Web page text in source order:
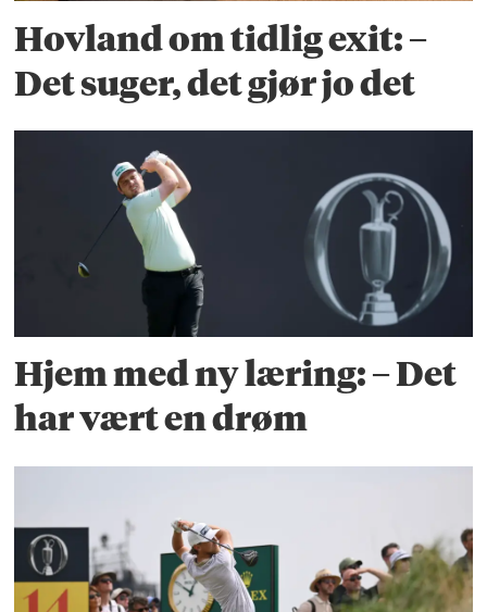
Hovland om tidlig exit: –
Det suger, det gjør jo det
Hjem med ny læring: – Det
har vært en drøm